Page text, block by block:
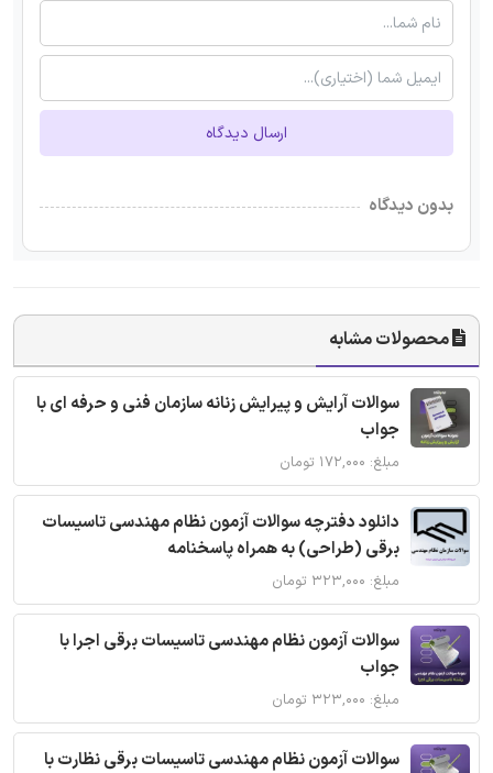
ارسال دیدگاه
بدون دیدگاه
محصولات مشابه
سوالات آرایش و پیرایش زنانه سازمان فنی و حرفه ای با
جواب
مبلغ: ۱۷۲,۰۰۰ تومان
دانلود دفترچه سوالات آزمون نظام مهندسی تاسیسات
برقی (طراحی) به همراه پاسخنامه
مبلغ: ۳۲۳,۰۰۰ تومان
سوالات آزمون نظام مهندسی تاسیسات برقی اجرا با
جواب
مبلغ: ۳۲۳,۰۰۰ تومان
سوالات آزمون نظام مهندسی تاسیسات برقی نظارت با